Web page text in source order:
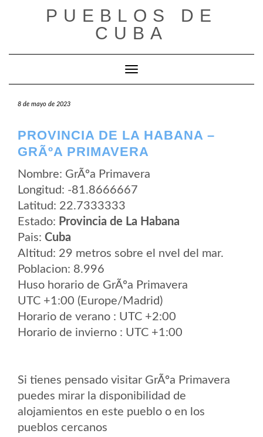
PUEBLOS DE
CUBA
Cambiar modo de navegación
8 de mayo de 2023
PROVINCIA DE LA HABANA –
GRÃºA PRIMAVERA
Nombre: GrÃºa Primavera
Longitud: -81.8666667
Latitud: 22.7333333
Estado: Provincia de La Habana
Pais: Cuba
Altitud: 29 metros sobre el nvel del mar.
Poblacion: 8.996
Huso horario de GrÃºa Primavera
UTC +1:00 (Europe/Madrid)
Horario de verano : UTC +2:00
Horario de invierno : UTC +1:00
Si tienes pensado visitar GrÃºa Primavera
puedes mirar la disponibilidad de
alojamientos en este pueblo o en los
pueblos cercanos